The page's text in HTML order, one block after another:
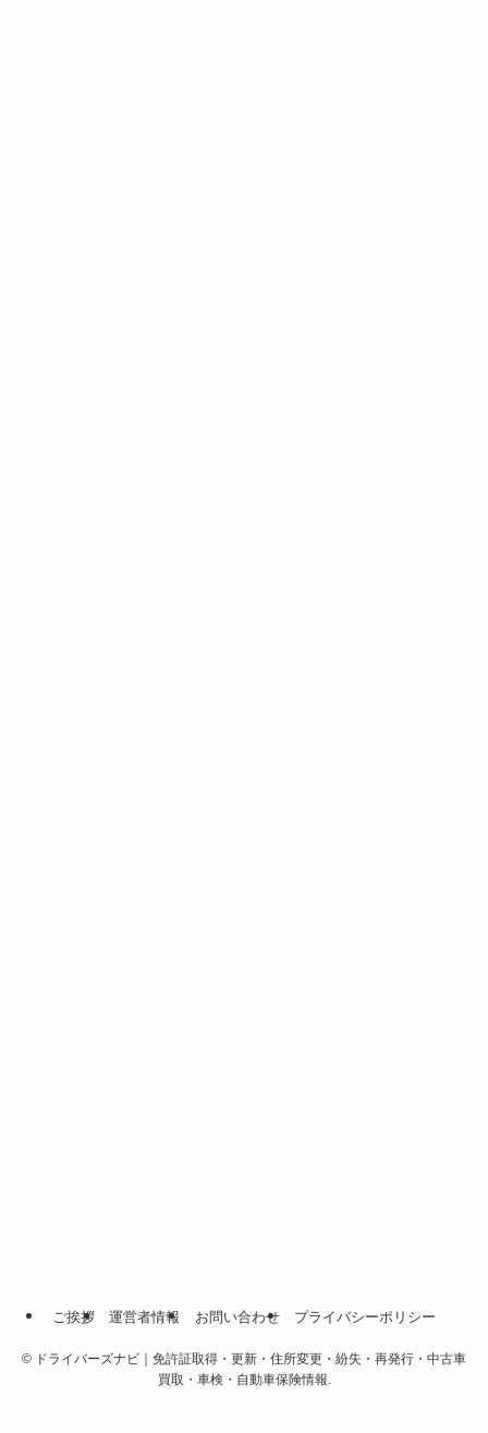
ご挨拶 運営者情報 お問い合わせ プライバシーポリシー
© ドライバーズナビ｜免許証取得・更新・住所変更・紛失・再発行・中古車
買取・車検・自動車保険情報.